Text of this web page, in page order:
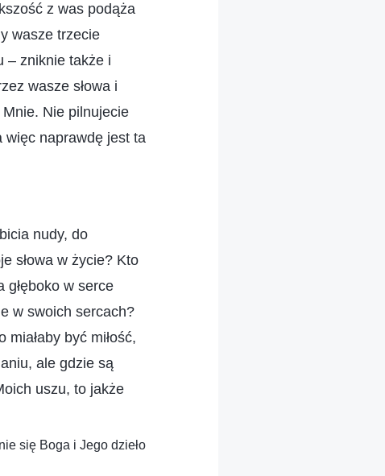
z was podąża
wasze trzecie
– zniknie także i
wasze słowa i
Nie pilnujecie
więc naprawdę jest ta
nudy, do
słowa w życie? Kto
w serce
w swoich sercach?
być miłość,
ale gdzie są
uszu, to jakże
się Boga i Jego dzieło